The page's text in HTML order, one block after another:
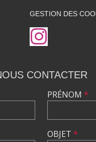
GESTION DES
CONTACTER
PRÉNOM *
OBJET *